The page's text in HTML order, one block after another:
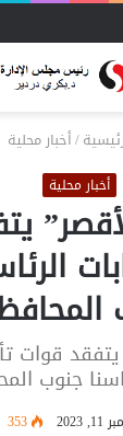
في مصر والشرق
/أخبار محلية
أخبار محلية
قوات
جنوب
353